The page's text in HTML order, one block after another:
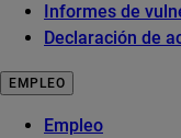
Informes de
Declaración de
EMPLEO
Empleo